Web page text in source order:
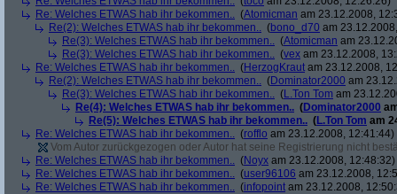
Re: Welches ETWAS hab ihr bekommen.. (Atomicman am 23.12.2008,
Re(2): Welches ETWAS hab ihr bekommen.. (bono_d70 am
Re(3): Welches ETWAS hab ihr bekommen.. (Atomicman am
Re(3): Welches ETWAS hab ihr bekommen.. (vex am 23.12.2008,
Re: Welches ETWAS hab ihr bekommen.. (HerzogKraut am 23.12.2008,
Re(2): Welches ETWAS hab ihr bekommen.. (Dominator2000 am
Re(3): Welches ETWAS hab ihr bekommen.. (L.Ton Tom am
Re(4): Welches ETWAS hab ihr bekommen.. (Dominator2000
Re(5): Welches ETWAS hab ihr bekommen.. (L.Ton Tom am
Re: Welches ETWAS hab ihr bekommen.. (rofflo am 23.12.2008, 12:41:44)
Vom Autor zurückgezogen oder Autor hat seine Registrierung nicht
Re: Welches ETWAS hab ihr bekommen.. (Noyx am 23.12.2008, 12:48:32)
Re: Welches ETWAS hab ihr bekommen.. (user96106 am 23.12.2008,
Re: Welches ETWAS hab ihr bekommen.. (infopoint am 23.12.2008,